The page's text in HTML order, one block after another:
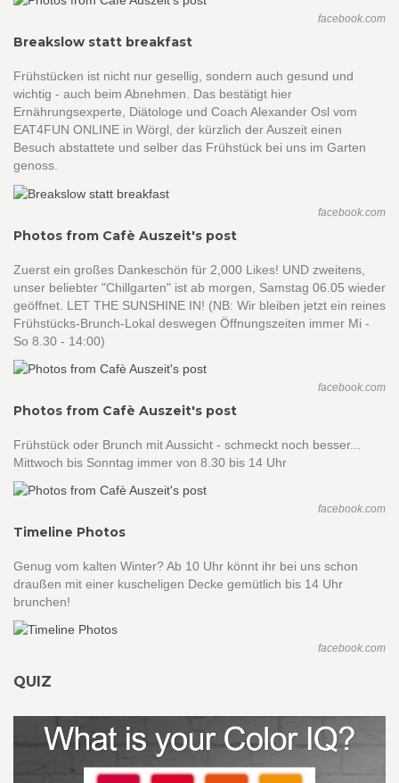
facebook.com
Breakslow statt breakfast
Frühstücken ist nicht nur gesellig, sondern auch gesund und
wichtig - auch beim Abnehmen. Das bestätigt hier
Ernährungsexperte, Diätologe und Coach Alexander Osl vom
EAT4FUN ONLINE in Wörgl, der kürzlich der Auszeit einen
Besuch abstattete und selber das Frühstück bei uns im Garten
genoss.
facebook.com
Photos from Cafè Auszeit's post
Zuerst ein großes Dankeschön für 2,000 Likes! UND zweitens,
unser beliebter "Chillgarten" ist ab morgen, Samstag 06.05 wieder
geöffnet. LET THE SUNSHINE IN! (NB: Wir bleiben jetzt ein reines
Frühstücks-Brunch-Lokal deswegen Öffnungszeiten immer Mi -
So 8.30 - 14:00)
facebook.com
Photos from Cafè Auszeit's post
Frühstück oder Brunch mit Aussicht - schmeckt noch besser...
Mittwoch bis Sonntag immer von 8.30 bis 14 Uhr
facebook.com
Timeline Photos
Genug vom kalten Winter? Ab 10 Uhr könnt ihr bei uns schon
draußen mit einer kuscheligen Decke gemütlich bis 14 Uhr
brunchen!
facebook.com
QUIZ